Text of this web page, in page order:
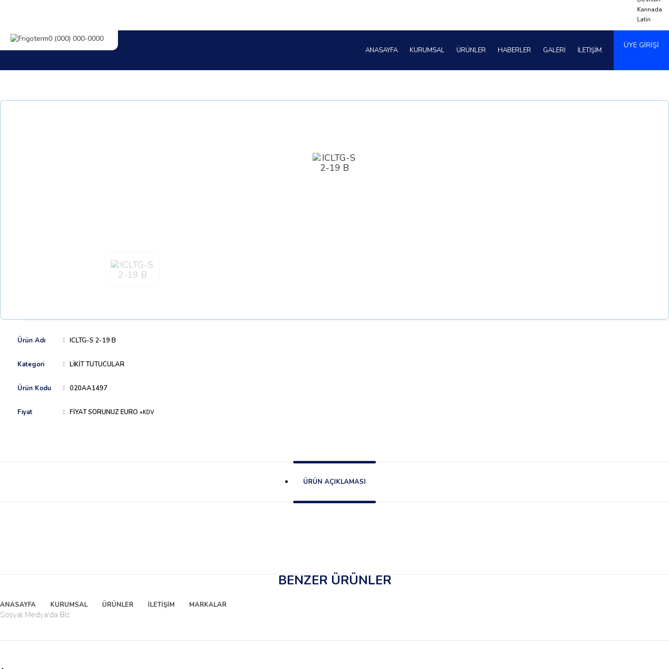
Kannada
Latin
ANASAYFA KURUMSAL ÜRÜNLER HABERLER GALERİ İLETİŞİM
ÜYE GİRİŞİ
Ürün Adı ICLTG-S 2-19 B
Kategori LİKİT TUTUCULAR
Ürün Kodu 020AA1497
Fiyat FİYAT SORUNUZ EURO +KDV
ÜRÜN AÇIKLAMASI
BENZER ÜRÜNLER
ANASAYFA KURUMSAL ÜRÜNLER İLETİŞİM MARKALAR
Sosyal Medya'da Biz